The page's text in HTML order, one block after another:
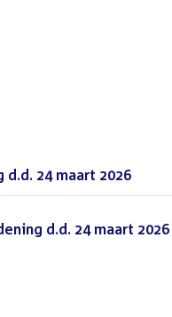
24 maart 2026
d.d. 24 maart 2026